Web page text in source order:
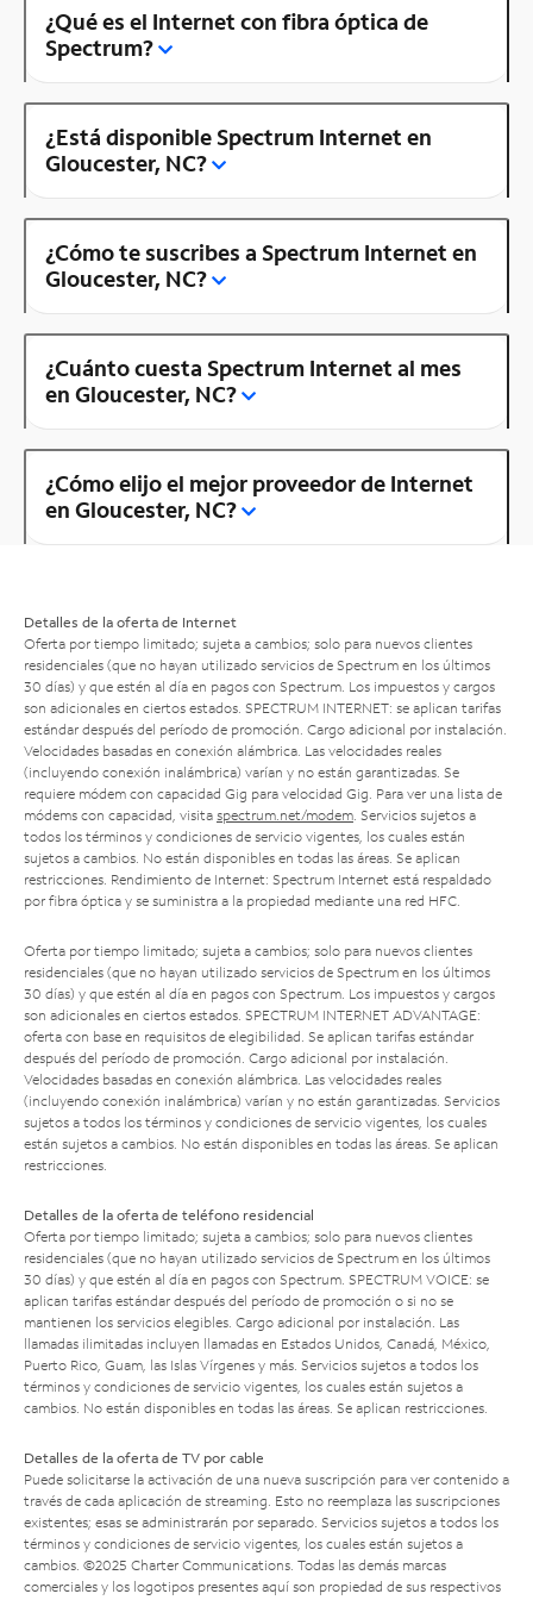
¿Qué es el Internet con fibra óptica de
Spectrum?
¿Está disponible Spectrum Internet en
Gloucester, NC?
¿Cómo te suscribes a Spectrum Internet en
Gloucester, NC?
¿Cuánto cuesta Spectrum Internet al mes
en Gloucester, NC?
¿Cómo elijo el mejor proveedor de Internet
en Gloucester, NC?
Detalles de la oferta de Internet
Oferta por tiempo limitado; sujeta a cambios; solo para nuevos clientes
residenciales (que no hayan utilizado servicios de Spectrum en los últimos
30 días) y que estén al día en pagos con Spectrum. Los impuestos y cargos
son adicionales en ciertos estados. SPECTRUM INTERNET: se aplican tarifas
estándar después del período de promoción. Cargo adicional por instalación.
Velocidades basadas en conexión alámbrica. Las velocidades reales
(incluyendo conexión inalámbrica) varían y no están garantizadas. Se
requiere módem con capacidad Gig para velocidad Gig. Para ver una lista de
módems con capacidad, visita spectrum.net/modem . Servicios sujetos a
todos los términos y condiciones de servicio vigentes, los cuales están
sujetos a cambios. No están disponibles en todas las áreas. Se aplican
restricciones. Rendimiento de Internet: Spectrum Internet está respaldado
por fibra óptica y se suministra a la propiedad mediante una red HFC.
Oferta por tiempo limitado; sujeta a cambios; solo para nuevos clientes
residenciales (que no hayan utilizado servicios de Spectrum en los últimos
30 días) y que estén al día en pagos con Spectrum. Los impuestos y cargos
son adicionales en ciertos estados. SPECTRUM INTERNET ADVANTAGE:
oferta con base en requisitos de elegibilidad. Se aplican tarifas estándar
después del período de promoción. Cargo adicional por instalación.
Velocidades basadas en conexión alámbrica. Las velocidades reales
(incluyendo conexión inalámbrica) varían y no están garantizadas. Servicios
sujetos a todos los términos y condiciones de servicio vigentes, los cuales
están sujetos a cambios. No están disponibles en todas las áreas. Se aplican
restricciones.
Detalles de la oferta de teléfono residencial
Oferta por tiempo limitado; sujeta a cambios; solo para nuevos clientes
residenciales (que no hayan utilizado servicios de Spectrum en los últimos
30 días) y que estén al día en pagos con Spectrum. SPECTRUM VOICE: se
aplican tarifas estándar después del período de promoción o si no se
mantienen los servicios elegibles. Cargo adicional por instalación. Las
llamadas ilimitadas incluyen llamadas en Estados Unidos, Canadá, México,
Puerto Rico, Guam, las Islas Vírgenes y más. Servicios sujetos a todos los
términos y condiciones de servicio vigentes, los cuales están sujetos a
cambios. No están disponibles en todas las áreas. Se aplican restricciones.
Detalles de la oferta de TV por cable
Puede solicitarse la activación de una nueva suscripción para ver contenido a
través de cada aplicación de streaming. Esto no reemplaza las suscripciones
existentes; esas se administrarán por separado. Servicios sujetos a todos los
términos y condiciones de servicio vigentes, los cuales están sujetos a
cambios. ©2025 Charter Communications. Todas las demás marcas
comerciales y los logotipos presentes aquí son propiedad de sus respectivos